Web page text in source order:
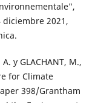
diciembre 2021,
A. y GLACHANT, M.,
for Climate
398/Grantham